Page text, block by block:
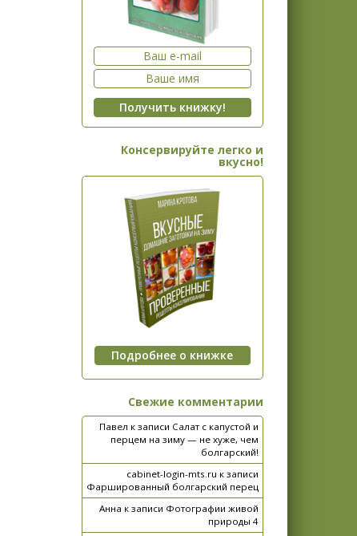
Консервируйте легко и
вкусно!
Свежие комментарии
Павел к записи Салат с капустой и
перцем на зиму — не хуже, чем
болгарский!
cabinet-login-mts.ru к записи
Фаршированный болгарский перец
Анна к записи Фотографии живой
природы 4